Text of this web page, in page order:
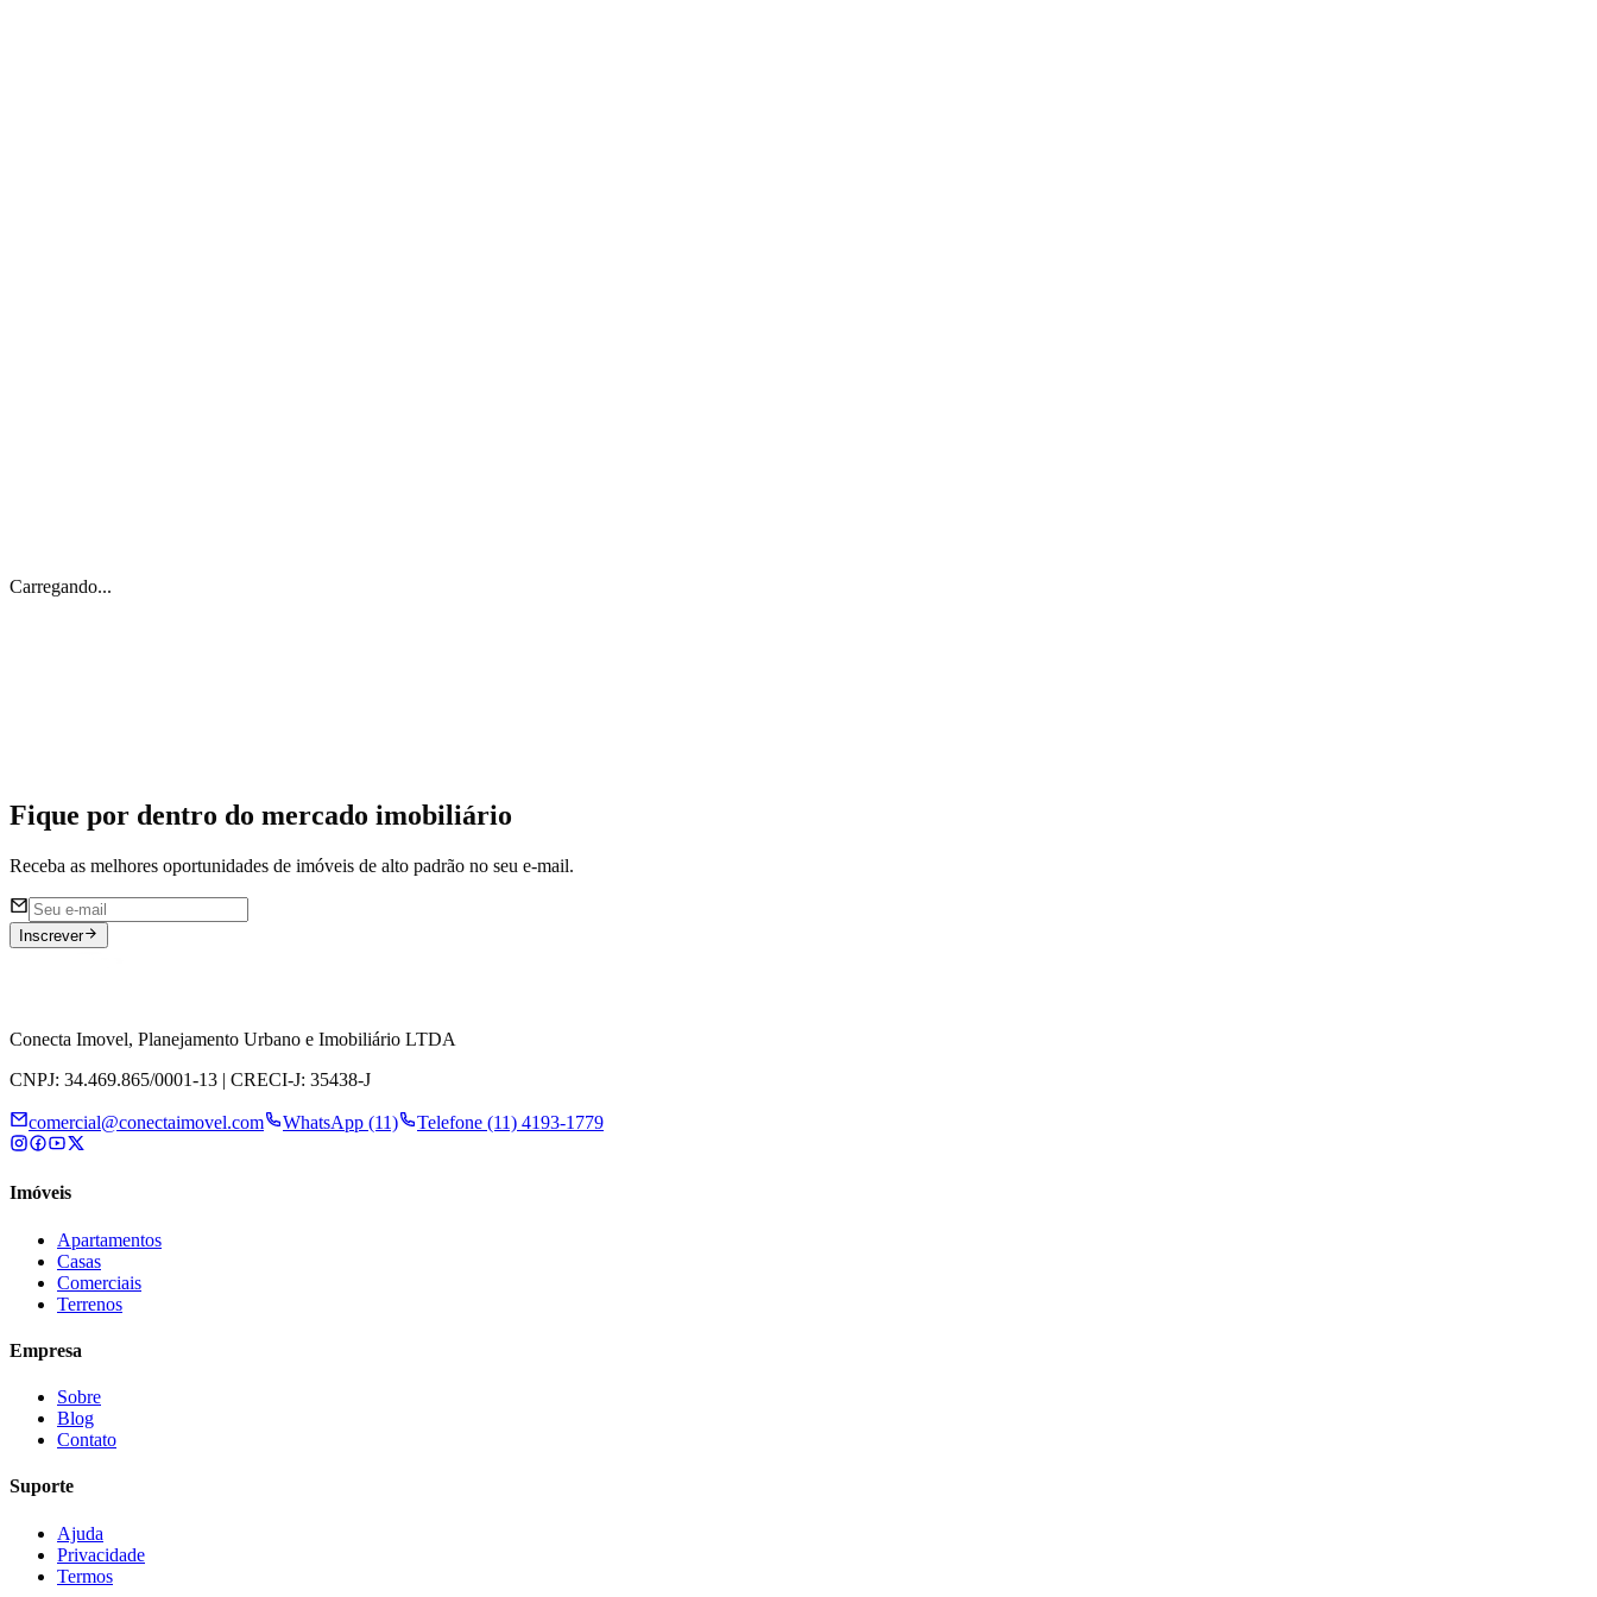
Carregando...
Fique por dentro do mercado imobiliário
Receba as melhores oportunidades de imóveis de alto padrão no seu e-mail.
Inscrever
Conecta Imovel, Planejamento Urbano e Imobiliário LTDA
CNPJ: 34.469.865/0001-13 | CRECI-J: 35438-J
comercial@conectaimovel.com WhatsApp (11) Telefone (11) 4193-1779
Imóveis
Apartamentos
Casas
Comerciais
Terrenos
Empresa
Sobre
Blog
Contato
Suporte
Ajuda
Privacidade
Termos